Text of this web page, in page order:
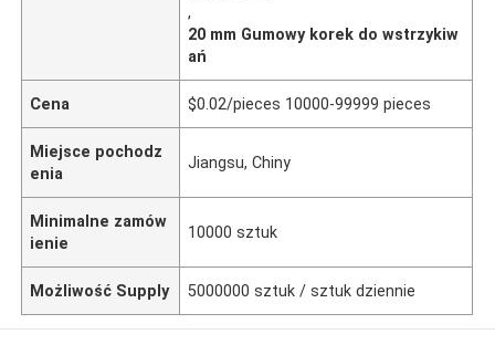
,
20 mm Gumowy korek do wstrzykiw
ań
Cena $0.02/pieces 10000-99999 pieces
Miejsce pochodz
enia
Jiangsu, Chiny
Minimalne zamów
ienie
10000 sztuk
Możliwość Supply 5000000 sztuk / sztuk dziennie